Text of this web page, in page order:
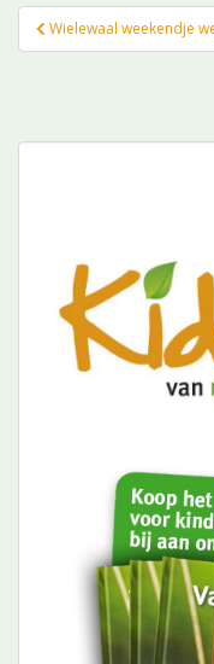
Bericht
navigatie
Wielewaal weekendje